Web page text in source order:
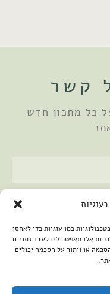
כמו עוגיות כדי לאחסן
אלו תאפשר לנו לעבד נתונים
או ויתור על הסכמה יכולים
קשר
כל מתכון חדש